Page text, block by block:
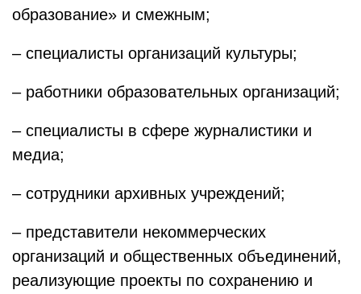
образование» и смежным;
– специалисты организаций культуры;
– работники образовательных организаций;
– специалисты в сфере журналистики и
медиа;
– сотрудники архивных учреждений;
– представители некоммерческих
организаций и общественных объединений,
реализующие проекты по сохранению и